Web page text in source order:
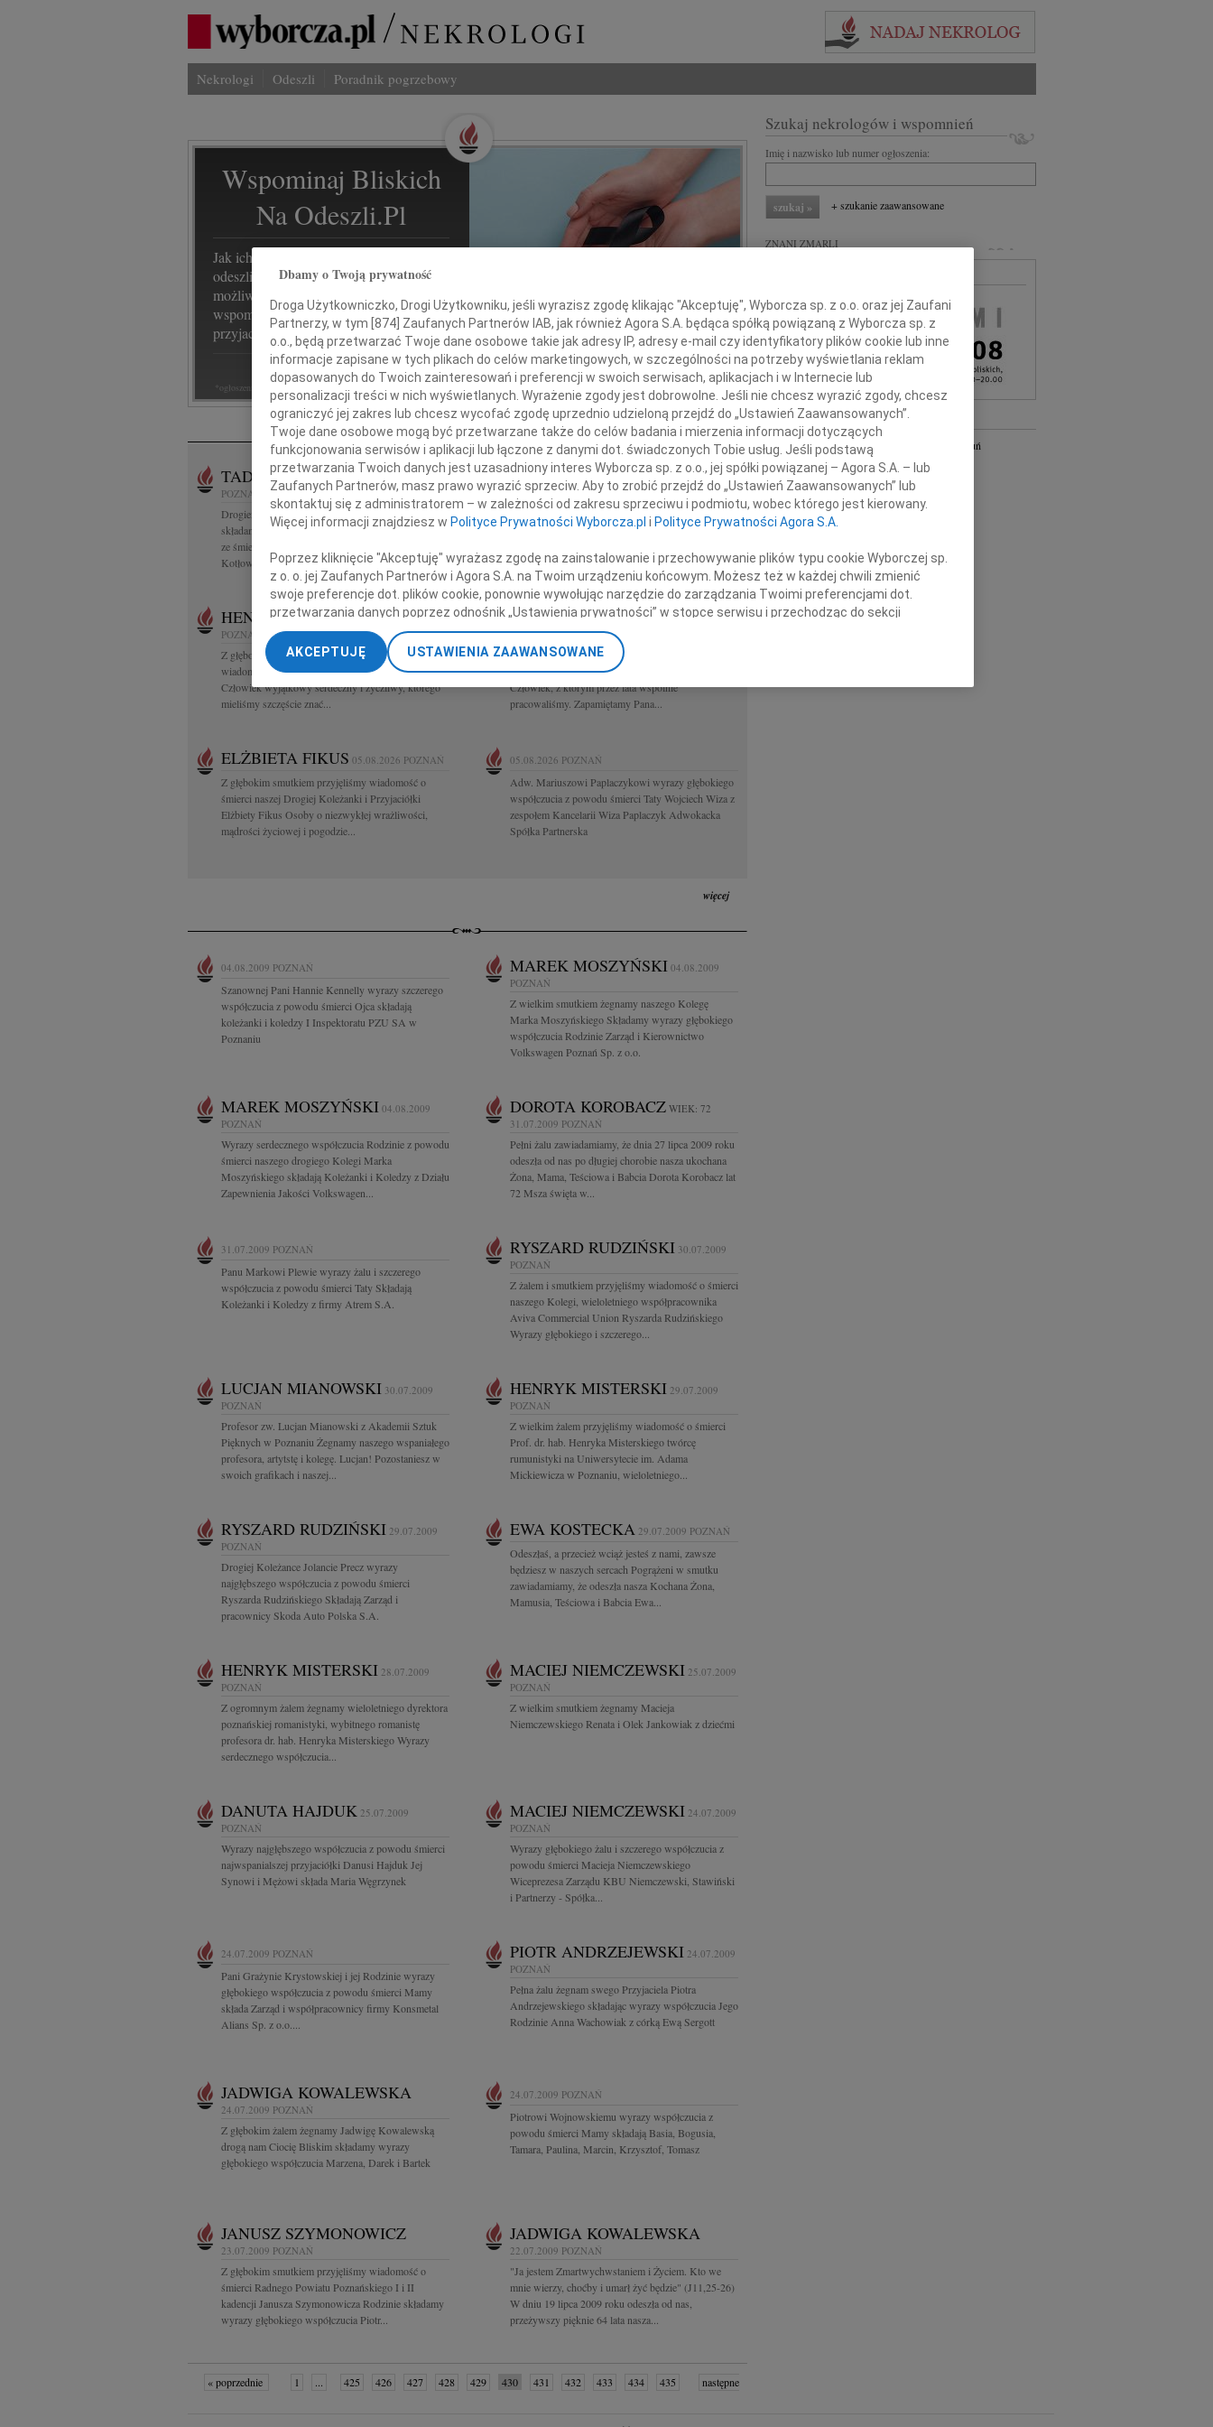
Nekrologi Odeszli Poradnik pogrzebowy
Wspominaj Bliskich
Na Odeszli.pl
Jak ich zapamiętaliśmy? Serwis
odeszli.pl z Grupy Wyborcza, to
możliwość stworzenia unikalnego
wspomnienia. Dziel się nim z rodziną i
przyjaciółmi.
*ogłoszenie
Nekrologi Poznań
TADEUSZ KOTŁOWSKI
07.08.2026
POZNAŃ
Drogiemu Koledze Wojciechowi Kotłowskiemu
składamy wyrazy głębokiego współczucia w związku
ze śmiercią Ojca śp Prof. dr hab. Tadeusza
Kotłowskiego Koleżanki i Koledzy z...
TADEUSZ KOTŁOWSKI 06.08.2026
POZNAŃ
W dniu 3 sierpnia 2026 roku zmarł prof. dr hab.
Tadeusz Kotłowski Przez całe swe życie był
Odszedł od nas wspaniały, życzliwy...
HENRYK PAPLACZYK 06.08.2026
POZNAŃ
Z głębokim smutkiem i poruszeniem przyjęliśmy
wiadomość o śmierci Henryka Paplaczyka Odszedł
Człowiek wyjątkowy serdeczny i życzliwy, którego
mieliśmy szczęście znać...
HENRYK PAPLACZYK 06.08.2026
POZNAŃ
Z głębokim smutkiem i żalem przyjęliśmy
wiadomość o śmierci Henryka Paplaczyka Odszedł
Człowiek, z którym przez lata wspólnie
pracowaliśmy. Zapamiętamy Pana...
ELŻBIETA FIKUS 05.08.2026 POZNAŃ
Z głębokim smutkiem przyjęliśmy wiadomość o
śmierci naszej Drogiej Koleżanki i Przyjaciółki
Elżbiety Fikus Osoby o niezwykłej wrażliwości,
mądrości życiowej i pogodzie...
05.08.2026 POZNAŃ
Adw. Mariuszowi Paplaczykowi wyrazy głębokiego
współczucia z powodu śmierci Taty Wojciech Wiza z
zespołem Kancelarii Wiza Paplaczyk Adwokacka
Spółka Partnerska
więcej
04.08.2009 POZNAŃ
Szanownej Pani Hannie Kennelly wyrazy szczerego
współczucia z powodu śmierci Ojca składają
koleżanki i koledzy I Inspektoratu PZU SA w
Poznaniu
MAREK MOSZYŃSKI 04.08.2009
POZNAŃ
Z wielkim smutkiem żegnamy naszego Kolegę
Marka Moszyńskiego Składamy wyrazy głębokiego
współczucia Rodzinie Zarząd i Kierownictwo
Volkswagen Poznań Sp. z o.o.
MAREK MOSZYŃSKI 04.08.2009
POZNAŃ
Wyrazy serdecznego współczucia Rodzinie z powodu
śmierci naszego drogiego Kolegi Marka
Moszyńskiego składają Koleżanki i Koledzy z Działu
Zapewnienia Jakości Volkswagen...
DOROTA KOROBACZ WIEK: 72
31.07.2009 POZNAŃ
Pełni żalu zawiadamiamy, że dnia 27 lipca 2009 roku
odeszła od nas po długiej chorobie nasza ukochana
Żona, Mama, Teściowa i Babcia Dorota Korobacz lat
72 Msza święta w...
31.07.2009 POZNAŃ
Panu Markowi Plewie wyrazy żalu i szczerego
współczucia z powodu śmierci Taty Składają
Koleżanki i Koledzy z firmy Atrem S.A.
RYSZARD RUDZIŃSKI 30.07.2009
POZNAŃ
Z żalem i smutkiem przyjęliśmy wiadomość o śmierci
naszego Kolegi, wieloletniego współpracownika
Aviva Commercial Union Ryszarda Rudzińskiego
Wyrazy głębokiego i szczerego...
LUCJAN MIANOWSKI 30.07.2009
POZNAŃ
Profesor zw. Lucjan Mianowski z Akademii Sztuk
Pięknych w Poznaniu Żegnamy naszego wspaniałego
profesora, artytstę i kolegę. Lucjan! Pozostaniesz w
swoich grafikach i naszej...
HENRYK MISTERSKI 29.07.2009
POZNAŃ
Z wielkim żalem przyjęliśmy wiadomość o śmierci
Prof. dr. hab. Henryka Misterskiego twórcę
rumunistyki na Uniwersytecie im. Adama
Mickiewicza w Poznaniu, wieloletniego...
RYSZARD RUDZIŃSKI 29.07.2009
POZNAŃ
Drogiej Koleżance Jolancie Precz wyrazy
najgłębszego współczucia z powodu śmierci
Ryszarda Rudzińskiego Składają Zarząd i
pracownicy Skoda Auto Polska S.A.
EWA KOSTECKA 29.07.2009 POZNAŃ
Odeszłaś, a przecież wciąż jesteś z nami, zawsze
będziesz w naszych sercach Pogrążeni w smutku
zawiadamiamy, że odeszła nasza Kochana Żona,
Mamusia, Teściowa i Babcia Ewa...
HENRYK MISTERSKI 28.07.2009
POZNAŃ
Z ogromnym żalem żegnamy wieloletniego dyrektora
poznańskiej romanistyki, wybitnego romanistę
profesora dr. hab. Henryka Misterskiego Wyrazy
serdecznego współczucia...
MACIEJ NIEMCZEWSKI 25.07.2009
POZNAŃ
Z wielkim smutkiem żegnamy Macieja
Niemczewskiego Renata i Olek Jankowiak z dziećmi
DANUTA HAJDUK 25.07.2009
POZNAŃ
Wyrazy najgłębszego współczucia z powodu śmierci
najwspanialszej przyjaciółki Danusi Hajduk Jej
Synowi i Mężowi składa Maria Węgrzynek
MACIEJ NIEMCZEWSKI 24.07.2009
POZNAŃ
Wyrazy głębokiego żalu i szczerego współczucia z
powodu śmierci Macieja Niemczewskiego
Wiceprezesa Zarządu KBU Niemczewski, Stawiński
i Partnerzy - Spółka...
24.07.2009 POZNAŃ
Pani Grażynie Krystowskiej i jej Rodzinie wyrazy
głębokiego współczucia z powodu śmierci Mamy
składa Zarząd i współpracownicy firmy Konsmetal
Alians Sp. z o.o....
PIOTR ANDRZEJEWSKI 24.07.2009
POZNAŃ
Pełna żalu żegnam swego Przyjaciela Piotra
Andrzejewskiego składając wyrazy współczucia Jego
Rodzinie Anna Wachowiak z córką Ewą Sergott
JADWIGA KOWALEWSKA
24.07.2009 POZNAŃ
Z głębokim żalem żegnamy Jadwigę Kowalewską
drogą nam Ciocię Bliskim składamy wyrazy
głębokiego współczucia Marzena, Darek i Bartek
24.07.2009 POZNAŃ
Piotrowi Wojnowskiemu wyrazy współczucia z
powodu śmierci Mamy składają Basia, Bogusia,
Tamara, Paulina, Marcin, Krzysztof, Tomasz
JANUSZ SZYMONOWICZ
23.07.2009 POZNAŃ
Z głębokim smutkiem przyjęliśmy wiadomość o
śmierci Radnego Powiatu Poznańskiego I i II
kadencji Janusza Szymonowicza Rodzinie składamy
wyrazy głębokiego współczucia Piotr...
JADWIGA KOWALEWSKA
22.07.2009 POZNAŃ
"Ja jestem Zmartwychwstaniem i Życiem. Kto we
mnie wierzy, choćby i umarł żyć będzie" (J11,25-26)
W dniu 19 lipca 2009 roku odeszła od nas,
przeżywszy pięknie 64 lata nasza...
« poprzednie 1 ... 425 426 427 428 429 430 431 432 433 434 435
następne
Szukaj nekrologów i wspomnień
Imię i nazwisko lub numer ogłoszenia:
+ szukanie zaawansowane
ZNANI ZMARLI
REGIONY
Białystok
Bydgoszcz i Toruń
Częstochowa
Gdańsk
Katowice
Kielce
Kraków
Łódź
Lublin
Poznań
Radom
Rzeszów
Szczecin
Warszawa
Wrocław
Zielona Góra
Dbamy o Twoją prywatność
Droga Użytkowniczko, Drogi Użytkowniku, jeśli wyrazisz zgodę klikając "Akceptuję", Wyborcza sp. z o.o. oraz jej Zaufani
Partnerzy, w tym [874] Zaufanych Partnerów IAB, jak również Agora S.A. będąca spółką powiązaną z Wyborcza sp. z
o.o., będą przetwarzać Twoje dane osobowe takie jak adresy IP, adresy e-mail czy identyfikatory plików cookie lub inne
informacje zapisane w tych plikach do celów marketingowych, w szczególności na potrzeby wyświetlania reklam
dopasowanych do Twoich zainteresowań i preferencji w swoich serwisach, aplikacjach i w Internecie lub
personalizacji treści w nich wyświetlanych. Wyrażenie zgody jest dobrowolne. Jeśli nie chcesz wyrazić zgody, chcesz
ograniczyć jej zakres lub chcesz wycofać zgodę uprzednio udzieloną przejdź do „Ustawień Zaawansowanych”.
Twoje dane osobowe mogą być przetwarzane także do celów badania i mierzenia informacji dotyczących
funkcjonowania serwisów i aplikacji lub łączone z danymi dot. świadczonych Tobie usług. Jeśli podstawą
przetwarzania Twoich danych jest uzasadniony interes Wyborcza sp. z o.o., jej spółki powiązanej – Agora S.A. – lub
Zaufanych Partnerów, masz prawo wyrazić sprzeciw. Aby to zrobić przejdź do „Ustawień Zaawansowanych” lub
skontaktuj się z administratorem – w zależności od zakresu sprzeciwu i podmiotu, wobec którego jest kierowany.
Więcej informacji znajdziesz w Polityce Prywatności Wyborcza.pl i Polityce Prywatności Agora S.A.
Poprzez kliknięcie "Akceptuję" wyrażasz zgodę na zainstalowanie i przechowywanie plików typu cookie Wyborczej sp.
z o. o. jej Zaufanych Partnerów i Agora S.A. na Twoim urządzeniu końcowym. Możesz też w każdej chwili zmienić
swoje preferencje dot. plików cookie, ponownie wywołując narzędzie do zarządzania Twoimi preferencjami dot.
przetwarzania danych poprzez odnośnik „Ustawienia prywatności” w stopce serwisu i przechodząc do sekcji
„Ustawienia zaawansowane”. Zmiana ustawień plików cookie możliwa jest także za pomocą ustawień przeglądarki.
My, nasi Zaufani Partnerzy i Agora S.A. możemy przetwarzać dane osobowe w następujących celach:
dokładnych danych geolokalizacyjnych. Aktywne skanowanie charakterystyki urządzenia do celów identyfikacji.
Przechowywanie informacji na urządzeniu lub dostęp do nich. Spersonalizowane reklamy i treści, pomiar reklam i
USTAWIENIA ZAAWANSOWANE
AKCEPTUJĘ